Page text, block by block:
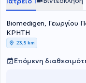
χωριό Κολυμπάρι του
σύνθετο πρόβλημα με
παραμέτρους, όπως και
υπηρεσιών υψηλού
διακρίσεις, στερεότυπα ή
Biomedigen, Γεωργίου
ΚΡΗΤΗ
23,5 km
Επόμενη